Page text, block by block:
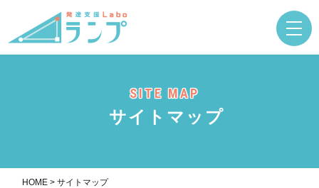
SITE MAP
サイトマップ
HOME >サイトマップ